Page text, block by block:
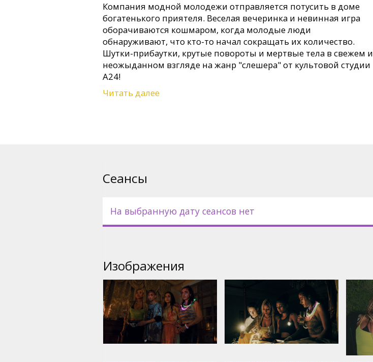
Компания модной молодежи отправляется потусить в доме
богатенького приятеля. Веселая вечеринка и невинная игра
оборачиваются кошмаром, когда молодые люди
обнаруживают, что кто-то начал сокращать их количество.
Шутки-прибаутки, крутые повороты и мертвые тела в свежем и
неожыданном взгляде на жанр "слешера" от культовой студии
A24!
Фильм на английском языке с субтитрами на латышском и
Читать далее
Сеансы
На выбранную дату сеансов нет
Изображения